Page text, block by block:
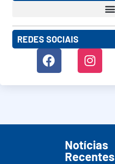
REDES SOCIAIS
Notícias
Recentes